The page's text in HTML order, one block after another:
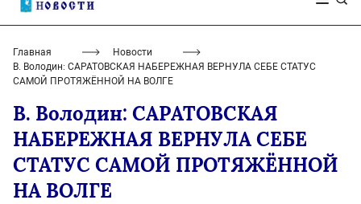
Главная
Новости
В. Володин: САРАТОВСКАЯ НАБЕРЕЖНАЯ ВЕРНУЛА СЕБЕ СТАТУС
САМОЙ ПРОТЯЖЁННОЙ НА ВОЛГЕ
В. Володин: САРАТОВСКАЯ
НАБЕРЕЖНАЯ ВЕРНУЛА СЕБЕ
СТАТУС САМОЙ ПРОТЯЖЁННОЙ
НА ВОЛГЕ